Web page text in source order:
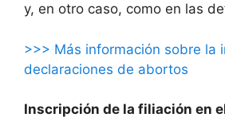
y, en otro caso, como en las
>>> Más información sobre la
declaraciones de abortos
Inscripción de la filiación en